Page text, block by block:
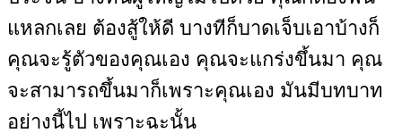
แหลกเลย ต้องสู้ให้ดี บางทีก็บาดเจ็บเอาบ้างก็
คุณจะรู้ตัวของคุณเอง คุณจะแกร่งขึ้นมา คุณ
จะสามารถขึ้นมาก็เพราะคุณเอง มันมีบทบาท
อย่างนี้ไป เพราะฉะนั้น